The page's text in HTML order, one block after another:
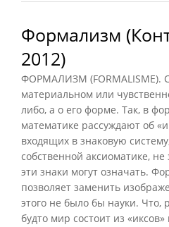
Формализм
2012)
ФОРМАЛИЗМ (FORMALISME).
материальном или
либо, а о его форме. Так, в
математике рассуждают об
входящих в знаковую
собственной аксиоматике,
эти знаки могут означать.
позволяет заменить
этого не было бы науки. Что,
будто мир состоит из «иксов»